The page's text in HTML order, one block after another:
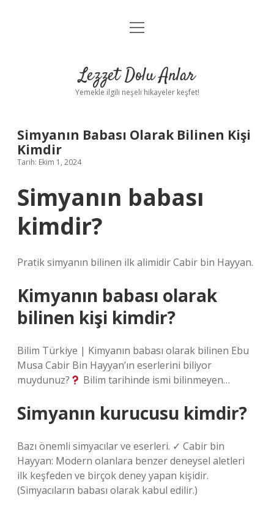
Anasayfa
Yasal Uyarı
menüyü
Lezzet Dolu Anlar
Yemekle ilgili neşeli hikayeler keşfet!
Simyanın Babası Olarak Bilinen Kişi
Kimdir
Tarih: Ekim 1, 2024
Simyanın babası
kimdir?
Pratik simyanın bilinen ilk alimidir Cabir bin Hayyan.
Kimyanın babası olarak
bilinen kişi kimdir?
Bilim Türkiye | Kimyanın babası olarak bilinen Ebu
Musa Cabir Bin Hayyan’ın eserlerini biliyor
muydunuz?
Bilim tarihinde ismi bilinmeyen…
Simyanın kurucusu kimdir?
Bazı önemli simyacılar ve eserleri. ✓ Cabir bin
Hayyan: Modern olanlara benzer deneysel aletleri
ilk keşfeden ve birçok deney yapan kişidir.
(Simyacıların babası olarak kabul edilir.)